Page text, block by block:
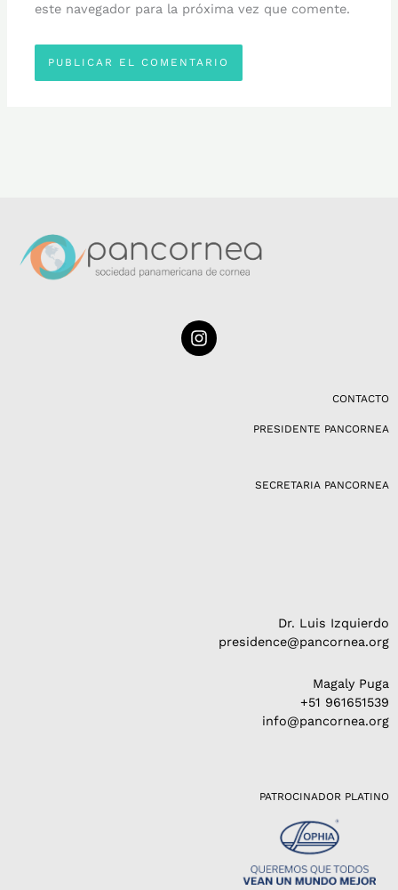
este navegador para la próxima vez que comente.
I
n
CONTACTO
PRESIDENTE PANCORNEA
SECRETARIA PANCORNEA
Dr. Luis Izquierdo
presidence@pancornea.org
Magaly Puga
+51 961651539
info@pancornea.org
PATROCINADOR PLATINO